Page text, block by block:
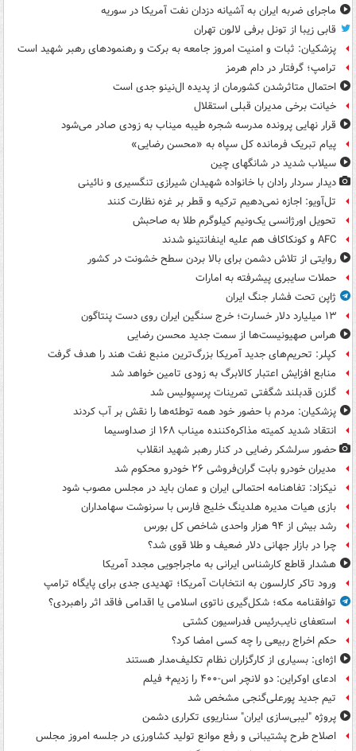
ماجرای ضربه ایران به آشیانه دزدان نفت آمریکا در سوریه
قابی زیبا از تونل برفی لالون تهران
پزشکیان: ثبات و امنیت امروز جامعه به برکت و رهنمودهای رهبر شهید است
ترامپ؛ گرفتار در دام هرمز
احتمال متاثرشدن کشورمان از پدیده ال‌نینو جدی است
خیانت برخی مدیران قبلی استقلال
قرار نهایی پرونده مدرسه شجره طیبه میناب به زودی صادر می‌شود
پیام تبریک فرمانده کل سپاه به «محسن رضایی»
سیلاب شدید در شانگهای چین
دیدار سردار رادان با خانواده‌ شهیدان شیرازی تنگسیری و نائینی
تل‌آویو: اجازه نمی‌دهیم ترکیه و قطر بر غزه نظارت کنند
تحویل اورژانسی یک‌ونیم کیلوگرم طلا به صاحبش
AFC و کونکاکاف هم علیه اینفانتینو شدند
روایتی از تلاش دشمن برای بالا بردن سطح خشونت در کشور
حملات سایبری پیشرفته به امارات
ژاپن تحت فشار جنگ ایران
۱۳ میلیارد دلار خسارت؛ خرج سنگین ایران روی دست پنتاگون
هراس صهیونیست‌ها از سمت جدید محسن رضایی
کپلر: تحریم‌های جدید آمریکا بزرگ‌ترین منبع نفت هند را هدف گرفت
منابع افزایش اعتبار کالابرگ به زودی تامین خواهد شد
گلزن قدبلند شگفتی تمرینات پرسپولیس شد
پزشکیان: مردم با حضور خود همه توطئه‌ها را نقش بر آب کردند
انتقاد شدید کمیته مذاکره‌کننده میناب ۱۶۸ از صداوسیما
حضور سرلشکر رضایی در کنار رهبر شهید انقلاب
مدیران خودرو بابت گران‌فروشی ۲۶ خودرو محکوم شد
نیکزاد: تفاهنامه احتمالی ایران و عمان باید در مجلس مصوب شود
بازی هیات مدیره هلدینگ خلیج فارس با سرنوشت سهامداران
رشد بیش از ۹۴ هزار واحدی شاخص کل بورس
چرا در بازار جهانی دلار ضعیف و طلا قوی شد؟
هشدار قاطع کارشناس ایرانی به ماجراجویی مجدد آمریکا
ورود تاکر کارلسون به انتخابات آمریکا؛ تهدیدی جدی برای پایگاه ترامپ
توافقنامه مکه؛ شکل‌گیری ناتوی اسلامی یا اقدامی فاقد اثر راهبردی؟
استعفای نایب‌رئیس فدراسیون کشتی
حکم اخراج ربیعی را چه کسی امضا کرد؟
اژه‌ای: بسیاری از کارگزاران نظام تکلیف‌مدار هستند
ادعای اوکراین: دو لانچر اس-۴۰۰ را زدیم+ فیلم
تیم جدید پورعلی‌گنجی مشخص شد
پروژه "لیبی‌سازی ایران" سناریوی تکراری دشمن
اصلاح طرح پشتیبانی و رفع موانع تولید کشاورزی در جلسه امروز مجلس